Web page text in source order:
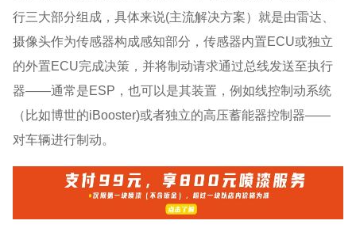
行三大部分组成，具体来说(主流解决方案）就是由雷达、
摄像头作为传感器构成感知部分，传感器内置ECU或独立
的外置ECU完成决策，并将制动请求通过总线发送至执行
器——通常是ESP，也可以是其装置，例如线控制动系统
（比如博世的iBooster)或者独立的高压蓄能器控制器——
对车辆进行制动。